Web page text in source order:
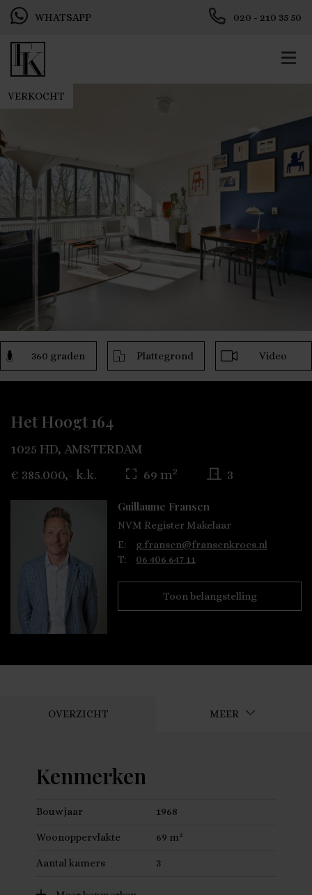
WHATSAPP 020 - 210 35 50
VERKOCHT
360 graden Plattegrond Video
Het Hoogt 164
1025 HD, AMSTERDAM
€ 385.000,- k.k.
69 m2 3
Guillaume Fransen
NVM Register Makelaar
E:
g.fransen@fransenkroes.nl
T:
06 406 647 11
Toon belangstelling
OVERZICHT MEER
Kenmerken
Bouwjaar 1968
Woonoppervlakte 69 m2
Aantal kamers 3